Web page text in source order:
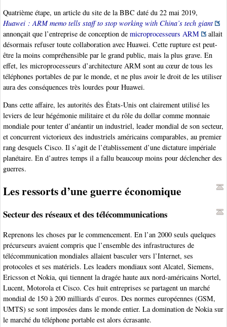
Quatrième étape, un article du site de la BBC daté du 22 mai 2019,
Huawei : ARM memo tells staff to stop working with China’s tech giant
annonçait que l’entreprise de conception de microprocesseurs ARM
allait
désormais refuser toute collaboration avec Huawei. Cette rupture est peut-
être la moins compréhensible par le grand public, mais la plus grave. En
effet, les microprocesseurs d’architecture ARM sont au cœur de tous les
téléphones portables de par le monde, et ne plus avoir le droit de les utiliser
aura des conséquences très lourdes pour Huawei.
Dans cette affaire, les autorités des États-Unis ont clairement utilisé les
leviers de leur hégémonie militaire et du rôle du dollar comme monnaie
mondiale pour tenter d’anéantir un industriel, leader mondial de son secteur,
et concurrent victorieux des industriels américains comparables, au premier
rang desquels Cisco. Il s’agit de l’établissement d’une dictature impériale
planétaire. En d’autres temps il a fallu beaucoup moins pour déclencher des
guerres.
Les ressorts d’une guerre économique
Secteur des réseaux et des télécommunications
Reprenons les choses par le commencement. En l’an 2000 seuls quelques
précurseurs avaient compris que l’ensemble des infrastructures de
télécommunication mondiales allaient basculer vers l’Internet, ses
protocoles et ses matériels. Les leaders mondiaux sont Alcatel, Siemens,
Ericsson et Nokia, qui tiennent la dragée haute aux nord-américains Nortel,
Lucent, Motorola et Cisco. Ces huit entreprises se partagent un marché
mondial de 150 à 200 milliards d’euros. Des normes européennes (GSM,
UMTS) se sont imposées dans le monde entier. La domination de Nokia sur
le marché du téléphone portable est alors écrasante.